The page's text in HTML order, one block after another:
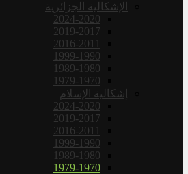
الإشكالية الجزائرية
2024-2020
2019-2017
2016-2011
1999-1990
1989-1980
1979-1970
إشكالية الإسلام
2024-2020
2019-2017
2016-2011
1999-1990
1989-1980
1979-1970